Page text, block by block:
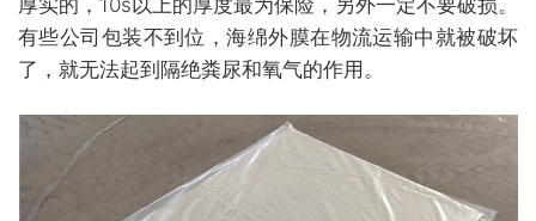
有些公司包装不到位，海绵外膜在物流运输中就被破坏
了，就无法起到隔绝粪尿和氧气的作用。